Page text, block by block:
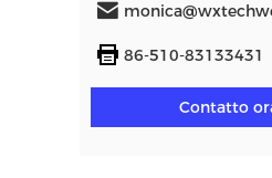
86-510-83133431
Contatto